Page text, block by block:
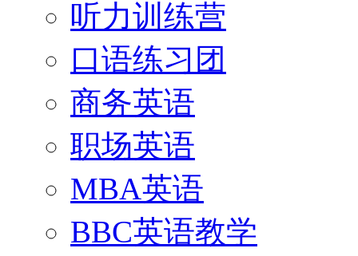
听力训练营
口语练习团
商务英语
职场英语
MBA英语
BBC英语教学